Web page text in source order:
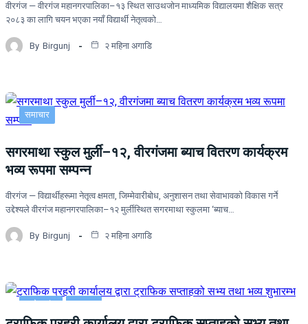
वीरगंज — वीरगंज महानगरपालिका–१३ स्थित साउथजोन माध्यमिक विद्यालयमा शैक्षिक सत्र
२०८३ का लागि चयन भएका नयाँ विद्यार्थी नेतृत्वको…
By Birgunj २ महिना अगाडि
समाचार
सगरमाथा स्कुल मुर्ली–१२, वीरगंजमा ब्याच वितरण कार्यक्रम
भव्य रूपमा सम्पन्न
वीरगंज — विद्यार्थीहरूमा नेतृत्व क्षमता, जिम्मेवारीबोध, अनुशासन तथा सेवाभावको विकास गर्ने
उद्देश्यले वीरगंज महानगरपालिका–१२ मुर्लीस्थित सगरमाथा स्कुलमा ‘ब्याच…
By Birgunj २ महिना अगाडि